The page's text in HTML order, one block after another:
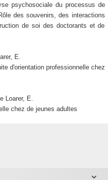
psychosociale du processus de
des souvenirs, des interactions
de soi des doctorants et de
E.
d'orientation professionnelle chez
Loarer, E.
chez de jeunes adultes